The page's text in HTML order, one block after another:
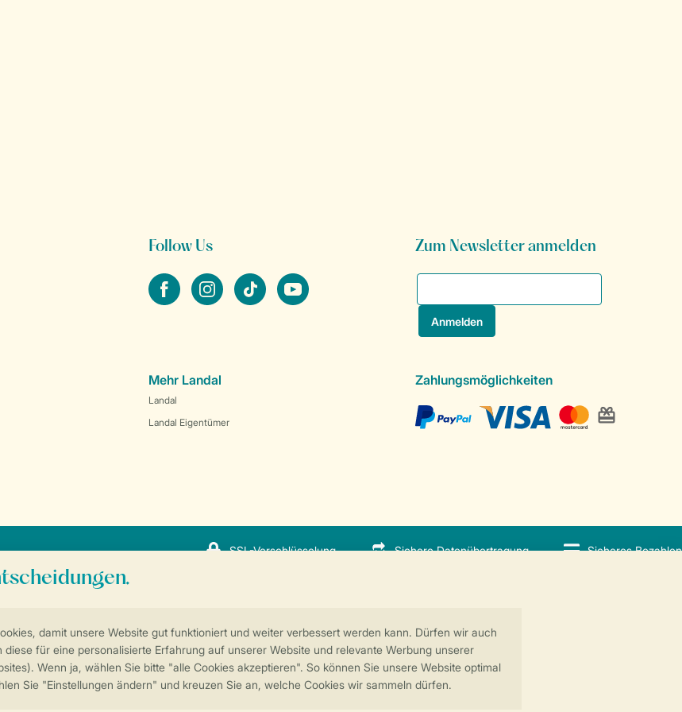
Weitere Informationen und Einstellungen
SSL-Verschlüsselung Sichere Datenübertragung Sicheres Bezahlen
Follow Us
facebookinstagramtiktok youtube
Zum Newsletter anmelden
Mehr Landal
Landal
Landal Eigentümer
Zahlungsmöglichkeiten